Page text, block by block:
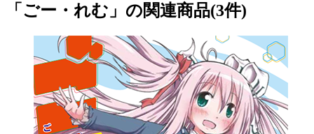
「ごー・れむ」の関連商品(3件)